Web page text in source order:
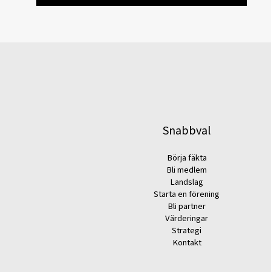
Snabbval
Börja fäkta
Bli medlem
Landslag
Starta en förening
Bli partner
Värderingar
Strategi
Kontakt